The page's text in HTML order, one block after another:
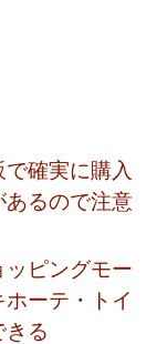
確実に購入
あるので注意
ピングモー
ーテ・トイ
きる